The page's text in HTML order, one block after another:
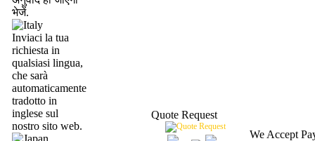
भेजें.
Inviaci la tua
richiesta in
qualsiasi lingua,
che sarà
automaticamente
tradotto in
inglese sul
nostro sito web.
Quote Request
We Accept